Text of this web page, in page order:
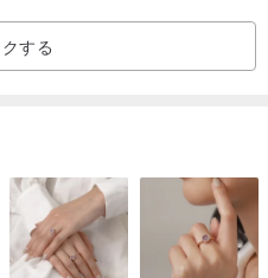
品の販売代理店にご興味のある
お問い合わせください。
ズ表と照らし合わせて最適な
みなされず、返品・交換は承っ
する